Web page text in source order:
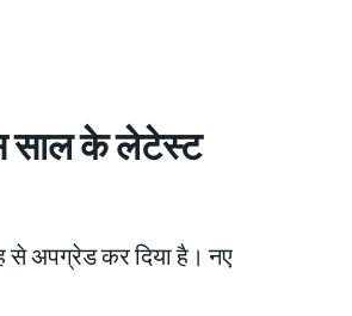
साल के लेटेस्ट
से अपग्रेड कर दिया है। नए